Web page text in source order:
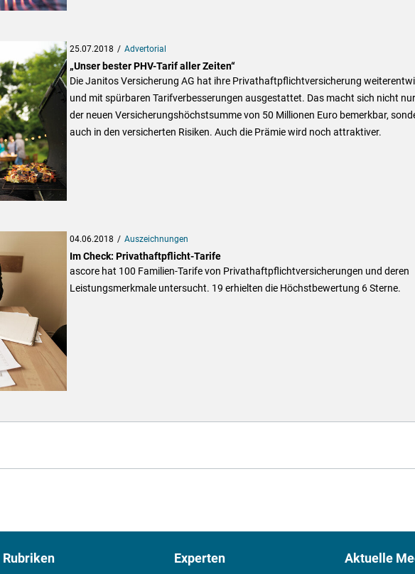
25.07.2018 Advertorial
„Unser bester PHV-Tarif aller Zeiten“
Die Janitos Versicherung AG hat ihre Privathaftpflichtversicherung
und mit spürbaren Tarifverbesserungen ausgestattet. Das macht sich nicht
der neuen Versicherungshöchstsumme von 50 Millionen Euro bemerkbar,
auch in den versicherten Risiken. Auch die Prämie wird noch attraktiver.
04.06.2018 Auszeichnungen
Im Check: Privathaftpflicht-Tarife
ascore hat 100 Familien-Tarife von Privathaftpflichtversicherungen und deren
Leistungsmerkmale untersucht. 19 erhielten die Höchstbewertung 6 Sterne.
Rubriken Experten Aktuelle